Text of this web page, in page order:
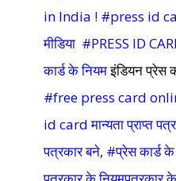
in India ! #press id
मीडिया #PRESS ID
कार्ड के नियमइंडियन प्रेस
#free press card
id card मान्यता प्राप्त
पत्रकार बने, #प्रेस कार्ड